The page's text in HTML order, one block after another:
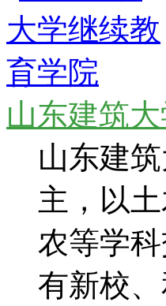
山东建筑
山东建
主，以
农等学
有新校